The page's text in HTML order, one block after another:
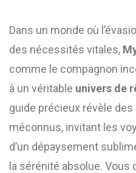
Dans un monde où
des nécessités vitales,
comme le compagnon
à un véritable univers de
guide précieux révèle des
méconnus, invitant les
d’un dépaysement
la sérénité absolue.